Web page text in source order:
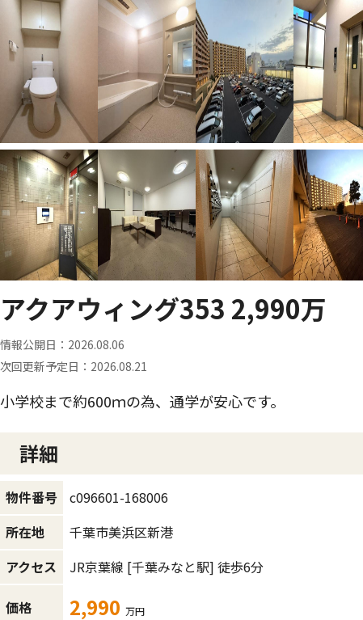
アクアウィング353 2,990万
情報公開日： 2026.08.06
次回更新予定日： 2026.08.21
小学校まで約600ｍの為、通学が安心です。
詳細
物件番号
c096601-168006
所在地
千葉市美浜区新港
アクセス
JR京葉線 [千葉みなと駅] 徒歩6分
価格 2,990 万円